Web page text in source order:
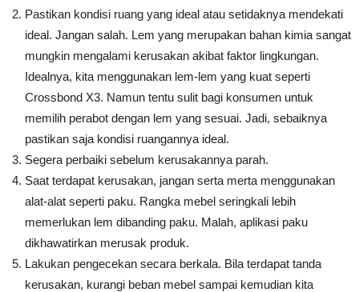
Pastikan kondisi ruang yang ideal atau setidaknya mendekati
ideal. Jangan salah. Lem yang merupakan bahan kimia sangat
mungkin mengalami kerusakan akibat faktor lingkungan.
Idealnya, kita menggunakan lem-lem yang kuat seperti
Crossbond X3. Namun tentu sulit bagi konsumen untuk
memilih perabot dengan lem yang sesuai. Jadi, sebaiknya
pastikan saja kondisi ruangannya ideal.
Segera perbaiki sebelum kerusakannya parah.
Saat terdapat kerusakan, jangan serta merta menggunakan
alat-alat seperti paku. Rangka mebel seringkali lebih
memerlukan lem dibanding paku. Malah, aplikasi paku
dikhawatirkan merusak produk.
Lakukan pengecekan secara berkala. Bila terdapat tanda
kerusakan, kurangi beban mebel sampai kemudian kita